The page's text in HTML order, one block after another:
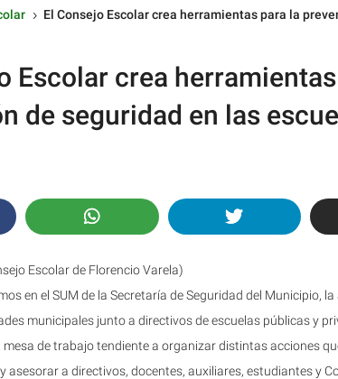
5 El Consejo Escolar crea herramientas para la
Escolar crea
de seguridad en las
Escolar de Florencio Varela)
en el SUM de la Secretaría de Seguridad del Municipio,
municipales junto a directivos de escuelas públicas y
de trabajo tendiente a organizar distintas acciones
asesorar a directivos, docentes, auxiliares, estudiantes y